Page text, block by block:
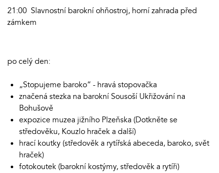
21:00 Slavnostní barokní ohňostroj, horní zahrada před
zámkem
po celý den:
„Stopujeme baroko“ - hravá stopovačka
značená stezka na barokní Sousoší Ukřižování na
Bohušově
expozice muzea jižního Plzeňska (Dotkněte se
středověku, Kouzlo hraček a další)
hrací koutky (středověk a rytířská abeceda, baroko, svět
hraček)
fotokoutek (barokní kostýmy, středověk a rytíři)